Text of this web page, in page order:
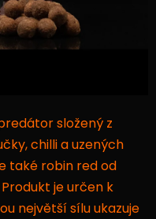
složený z
chilli a uzených
také robin red od
je určen k
největší sílu ukazuje